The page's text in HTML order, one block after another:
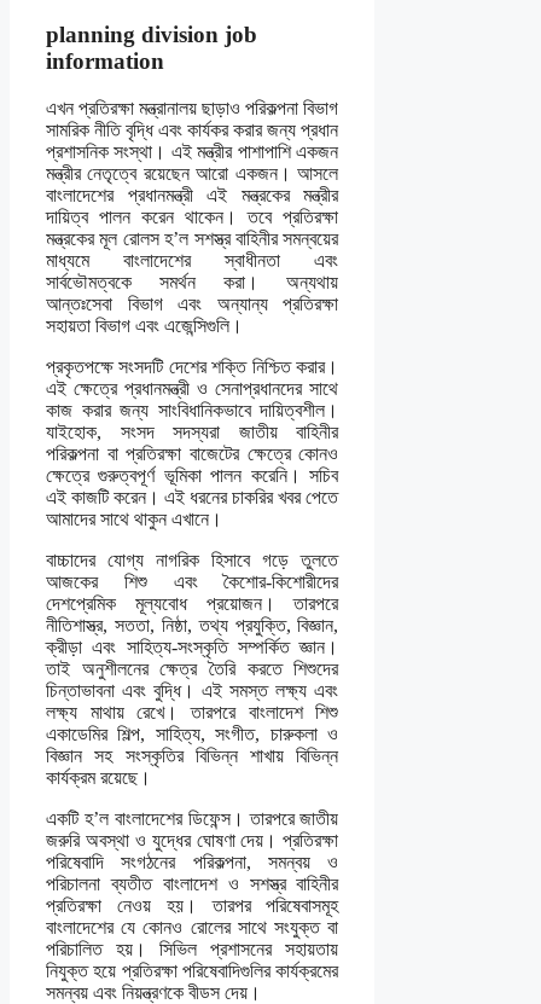
planning division job
information
এখন প্রতিরক্ষা মন্ত্রানালয় ছাড়াও পরিকল্পনা বিভাগ
সামরিক নীতি বৃদ্ধি এবং কার্যকর করার জন্য প্রধান
প্রশাসনিক সংস্থা। এই মন্ত্রীর পাশাপাশি একজন
মন্ত্রীর নেতৃত্বে রয়েছেন আরো একজন। আসলে
বাংলাদেশের প্রধানমন্ত্রী এই মন্ত্রকের মন্ত্রীর
দায়িত্ব পালন করেন থাকেন। তবে প্রতিরক্ষা
মন্ত্রকের মূল রোলস হ’ল সশস্ত্র বাহিনীর সমন্বয়ের
মাধ্যমে বাংলাদেশের স্বাধীনতা এবং
সার্বভৌমত্বকে সমর্থন করা। অন্যথায়
আন্তঃসেবা বিভাগ এবং অন্যান্য প্রতিরক্ষা
সহায়তা বিভাগ এবং এজেন্সিগুলি।
প্রকৃতপক্ষে সংসদটি দেশের শক্তি নিশ্চিত করার।
এই ক্ষেত্রে প্রধানমন্ত্রী ও সেনাপ্রধানদের সাথে
কাজ করার জন্য সাংবিধানিকভাবে দায়িত্বশীল।
যাইহোক, সংসদ সদস্যরা জাতীয় বাহিনীর
পরিকল্পনা বা প্রতিরক্ষা বাজেটের ক্ষেত্রে কোনও
ক্ষেত্রে গুরুত্বপূর্ণ ভূমিকা পালন করেনি। সচিব
এই কাজটি করেন। এই ধরনের চাকরির খবর পেতে
আমাদের সাথে থাকুন এখানে।
বাচ্চাদের যোগ্য নাগরিক হিসাবে গড়ে তুলতে
আজকের শিশু এবং কৈশোর-কিশোরীদের
দেশপ্রেমিক মূল্যবোধ প্রয়োজন। তারপরে
নীতিশাস্ত্র, সততা, নিষ্ঠা, তথ্য প্রযুক্তি, বিজ্ঞান,
ক্রীড়া এবং সাহিত্য-সংস্কৃতি সম্পর্কিত জ্ঞান।
তাই অনুশীলনের ক্ষেত্র তৈরি করতে শিশুদের
চিন্তাভাবনা এবং বুদ্ধি। এই সমস্ত লক্ষ্য এবং
লক্ষ্য মাথায় রেখে। তারপরে বাংলাদেশ শিশু
একাডেমির শিল্প, সাহিত্য, সংগীত, চারুকলা ও
বিজ্ঞান সহ সংস্কৃতির বিভিন্ন শাখায় বিভিন্ন
কার্যক্রম রয়েছে।
একটি হ’ল বাংলাদেশের ডিফেন্স। তারপরে জাতীয়
জরুরি অবস্থা ও যুদ্ধের ঘোষণা দেয়। প্রতিরক্ষা
পরিষেবাদি সংগঠনের পরিকল্পনা, সমন্বয় ও
পরিচালনা ব্যতীত বাংলাদেশ ও সশস্ত্র বাহিনীর
প্রতিরক্ষা নেওয় হয়। তারপর পরিষেবাসমূহ
বাংলাদেশের যে কোনও রোলের সাথে সংযুক্ত বা
পরিচালিত হয়। সিভিল প্রশাসনের সহায়তায়
নিযুক্ত হয়ে প্রতিরক্ষা পরিষেবাদিগুলির কার্যক্রমের
সমন্বয় এবং নিয়ন্ত্রণকে বীডস দেয়।